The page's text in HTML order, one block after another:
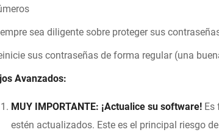
sea diligente sobre proteger sus
sus contraseñas de forma regular (una
Avanzados:
MUY IMPORTANTE: ¡Actualice su software! Es
estén actualizados. Este es el principal riesgo